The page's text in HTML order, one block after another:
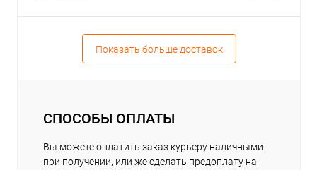
Показать больше доставок
СПОСОБЫ ОПЛАТЫ
Вы можете оплатить заказ курьеру наличными
при получении, или же сделать предоплату на